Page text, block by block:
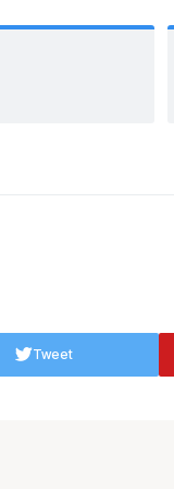
Tweet